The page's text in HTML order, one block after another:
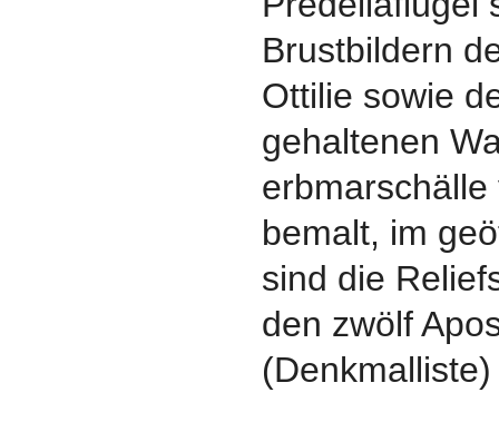
Brustbildern
Ottilie sowie
gehaltenen
bemalt, im
sind die
den zwölf